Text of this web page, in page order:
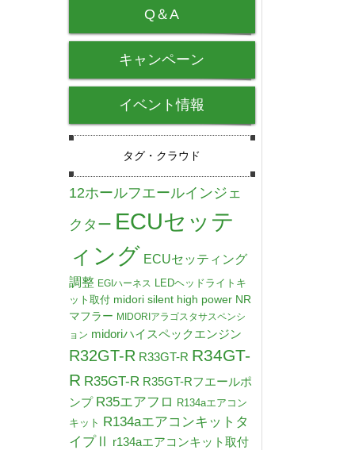
Q＆A
キャンペーン
イベント情報
タグ・クラウド
12ホールフエールインジェ
クター ECUセッテ
ィング ECUセッティング
調整 EGIハーネス LEDヘッドライトキ
ット取付 midori silent high power NR
マフラー MIDORIアラゴスタサスペンシ
ョン midoriハイスペックエンジン
R32GT-R R33GT-R R34GT-
R R35GT-R R35GT-Rフエールポ
ンプ R35エアフロ R134aエアコン
キット R134aエアコンキットタ
イプⅡ
r134aエアコンキット取付